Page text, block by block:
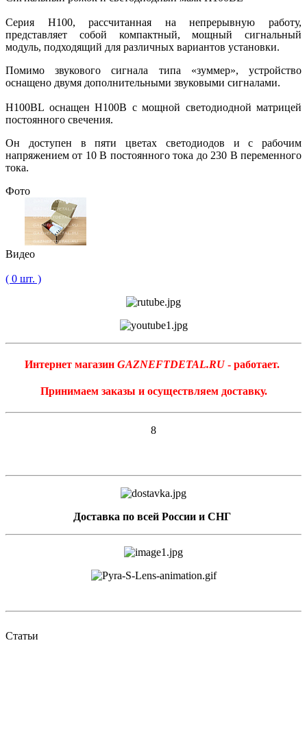
Серия H100, рассчитанная на непрерывную работу,
представляет собой компактный, мощный сигнальный
модуль, подходящий для различных вариантов установки.
Помимо звукового сигнала типа «зуммер», устройство
оснащено двумя дополнительными звуковыми сигналами.
H100BL оснащен H100B с мощной светодиодной матрицей
постоянного свечения.
Он доступен в пяти цветах светодиодов и с рабочим
напряжением от 10 В постоянного тока до 230 В переменного
тока.
Фото
Видео
( 0 шт. )
Интернет магазин GAZNEFTDETAL.RU- работает.
Принимаем заказы и осуществляем доставку.
8
Доставка по всей России и СНГ
Статьи